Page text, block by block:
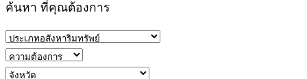
ค้นหา ที่คุณต้องการ